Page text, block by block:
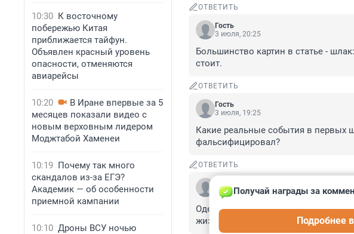
10:30 К восточному
побережью Китая
приближается тайфун.
Объявлен красный уровень
опасности, отменяются
авиарейсы
10:20
В Иране впервые за 5
месяцев показали видео с
новым верховным лидером
Моджтабой Хаменеи
10:19 Почему так много
скандалов из-за ЕГЭ?
Академик — об особенности
приемной кампании
10:10 Дроны ВСУ ночью
ОТВЕТИТЬ
Гость
3 июля, 20:25
Большинство картин в статье -
стоит.
ОТВЕТИТЬ
Гость
3 июля, 19:25
Какие реальные события в первых
фальсифицировал?
ОТВЕТИТЬ
3 июля, 18:45
Одержимая- тяжёлый
жизни крестьян верхней Австрии 18
Получай награды за
Подробнее